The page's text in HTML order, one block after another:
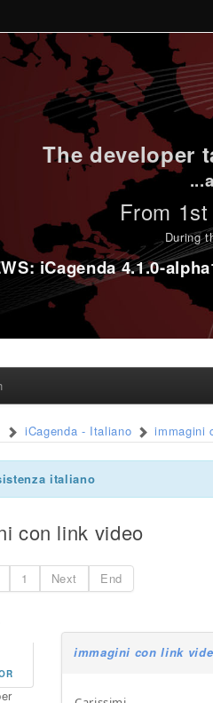
The developer
From 1st
During
iCagenda 4.1.0-
iCagenda - Italiano immagini
italiano
con link video
1 Next End
immagini con link